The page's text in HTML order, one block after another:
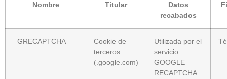
Nombre Titular
Datos
recabados
_GRECAPTCHA
Cookie de
terceros
(.google.com)
Utilizada por el
servicio
GOOGLE
RECAPTCHA